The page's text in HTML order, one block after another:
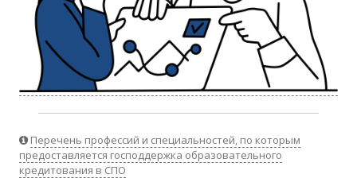
Перечень профессий и специальностей, по которым
предоставляется господдержка образовательного
кредитования в СПО